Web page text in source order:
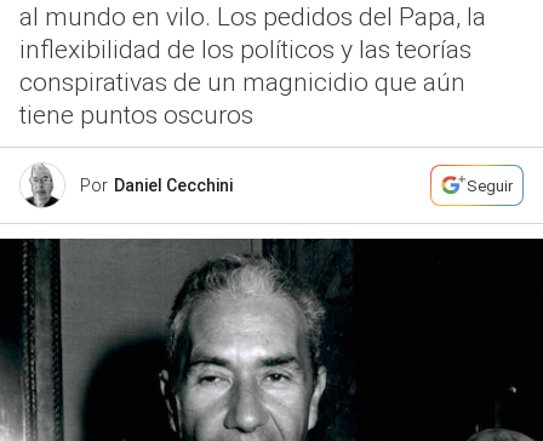
al mundo en vilo. Los pedidos del Papa, la
inflexibilidad de los políticos y las teorías
conspirativas de un magnicidio que aún
tiene puntos oscuros
Por Daniel Cecchini Seguir